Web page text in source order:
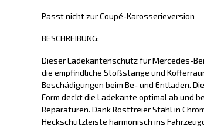
Passt nicht zur Coupé-Karosserieversion
BESCHREIBUNG:
Dieser Ladekantenschutz für Mercedes-
die empfindliche Stoßstange und
Beschädigungen beim Be- und Entladen.
Form deckt die Ladekante optimal ab und
Reparaturen. Dank Rostfreier Stahl in
Heckschutzleiste harmonisch ins